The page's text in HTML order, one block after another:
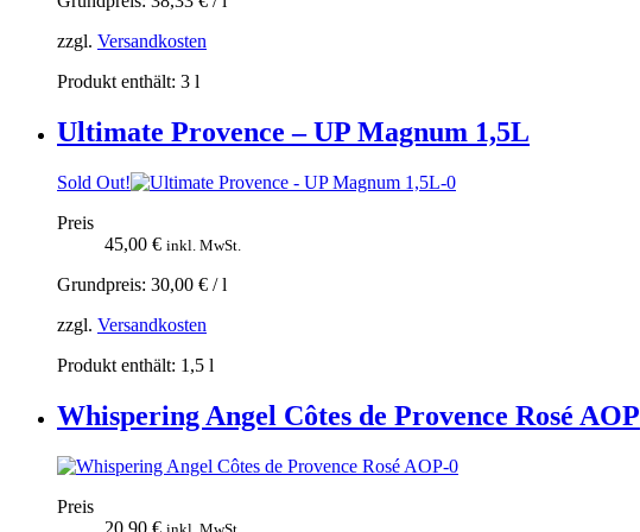
zzgl. Versandkosten
Produkt enthält: 3 l
Ultimate Provence – UP Magnum 1,5L
Sold Out!
Preis
45,00 € inkl. MwSt.
Grundpreis: 30,00 € /l
zzgl. Versandkosten
Produkt enthält: 1,5 l
Whispering Angel Côtes de Provence Rosé AOP
Preis
20,90 €